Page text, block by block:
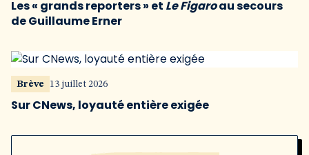
Les « grands reporters » et Le Figaroau secours
de Guillaume Erner
Brève 13 juillet 2026
Sur CNews, loyauté entière exigée